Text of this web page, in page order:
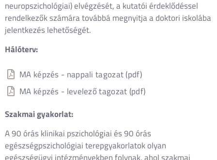
neuropszichológiai) elvégzését, a kutatói érdeklődéssel
rendelkezők számára továbbá megnyitja a doktori iskolába
jelentkezés lehetőségét.
Hálóterv:
MA képzés - nappali tagozat (pdf)
MA képzés - levelező tagozat (pdf)
Szakmai gyakorlat:
A 90 órás klinikai pszichológiai és 90 órás
egészségpszichológiai terepgyakorlatok olyan
egészségügyi intézményekben folynak, ahol szakmai